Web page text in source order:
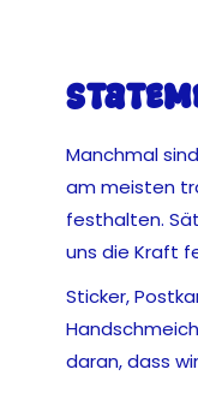
Manchmal
am meisten
festhalten.
uns die Kraft
Sticker,
daran, dass